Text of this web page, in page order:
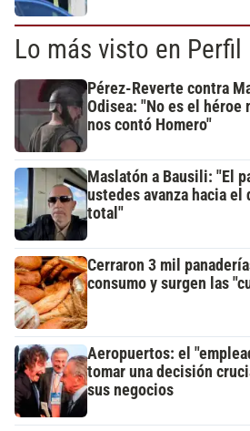
Lo más visto en Perfil
Pérez-Reverte contra
Odisea: "No es el héroe
nos contó Homero"
Maslatón a Bausili: "El
ustedes avanza hacia
total"
Cerraron 3 mil
consumo y surgen las
Aeropuertos: el
tomar una decisión
sus negocios